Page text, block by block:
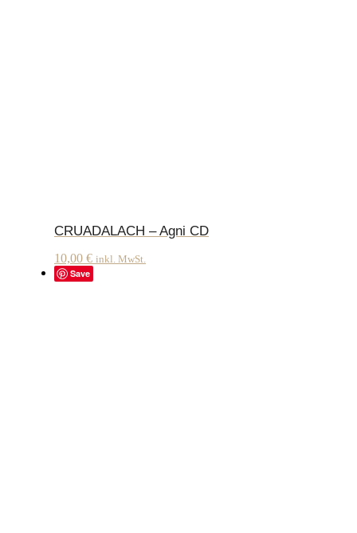
CRUADALACH – Agni CD
10,00 € inkl. MwSt.
Save